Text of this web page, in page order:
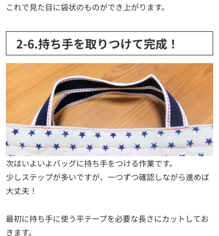
これで見た目に袋状のものができ上がります。
2-6.持ち手を取りつけて完成！
次はいよいよバッグに持ち手をつける作業です。
少しステップが多いですが、一つずつ確認しながら進めば
大丈夫！
最初に持ち手に使う平テープを必要な長さにカットしてお
きます。